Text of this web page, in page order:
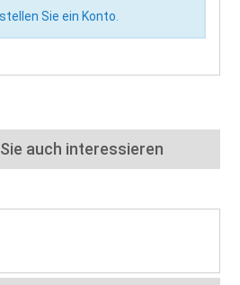
Sie ein Konto
auch interessieren